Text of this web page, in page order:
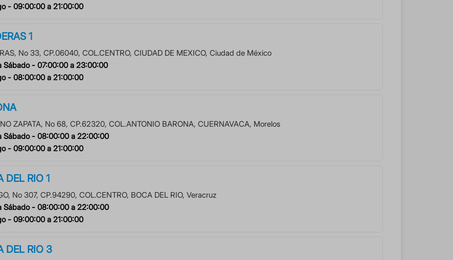
- 09:00:00a 21:00:00
1
, No 33, CP.06040, COL.CENTRO, CIUDAD DE MEXICO, Ciudad de México
Sábado - 07:00:00a 23:00:00
- 08:00:00a 21:00:00
ZAPATA, No 68, CP.62320, COL.ANTONIO BARONA, CUERNAVACA, Morelos
Sábado - 08:00:00a 22:00:00
- 09:00:00a 21:00:00
DEL RIO 1
, No 307, CP.94290, COL.CENTRO, BOCA DEL RIO, Veracruz
Sábado - 08:00:00a 22:00:00
- 09:00:00a 21:00:00
DEL RIO 3